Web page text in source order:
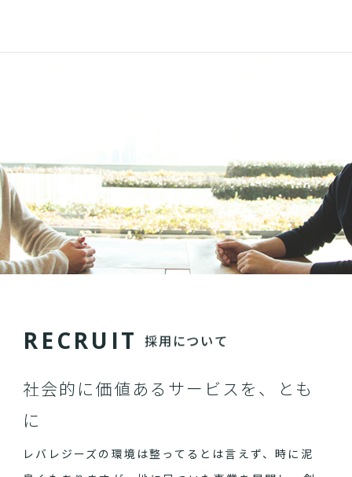
RECRU IT 採用について
社会的に価値あるサービスを、とも
に
レバレジーズの環境は整ってるとは言えず、時に泥